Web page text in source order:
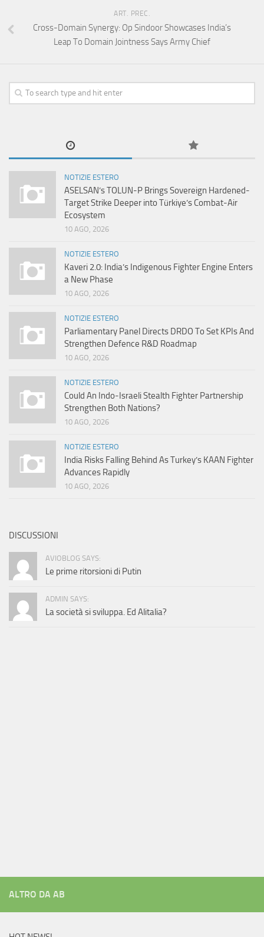
ART. PREC.
Cross-Domain Synergy: Op Sindoor Showcases India’s
Leap To Domain Jointness Says Army Chief
NOTIZIE ESTERO
ASELSAN’s TOLUN-P Brings Sovereign Hardened-
Target Strike Deeper into Türkiye’s Combat-Air
Ecosystem
10 AGO, 2026
NOTIZIE ESTERO
Kaveri 2.0: India’s Indigenous Fighter Engine Enters
a New Phase
10 AGO, 2026
NOTIZIE ESTERO
Parliamentary Panel Directs DRDO To Set KPIs And
Strengthen Defence R&D Roadmap
10 AGO, 2026
NOTIZIE ESTERO
Could An Indo-Israeli Stealth Fighter Partnership
Strengthen Both Nations?
10 AGO, 2026
NOTIZIE ESTERO
India Risks Falling Behind As Turkey’s KAAN Fighter
Advances Rapidly
10 AGO, 2026
DISCUSSIONI
AVIOBLOG SAYS:
Le prime ritorsioni di Putin
ADMIN SAYS:
La società si sviluppa. Ed Alitalia?
ALTRO DA AB